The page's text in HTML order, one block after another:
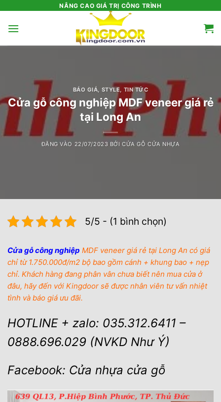
nội
NÂNG CAO GIÁ TRỊ CÔNG TRÌNH
BÁO GIÁ STYLE TIN TỨC
Cửa gỗ công nghiệp MDF veneer giá rẻ
tại Long An
ĐĂNG VÀO 22/07/2023 BỞICỬA GỖ CỬA NHỰA
5/5 - (1 bình chọn)
Cửa gỗ công nghiệp MDF veneer giá rẻ tại Long An có giá
chỉ từ 1.750.000đ/m2 bộ bao gồm cánh + khung bao + nẹp
chỉ. Khách hàng đang phân vân chưa biết nên mua cửa ở
đâu, hãy đến với Kingdoor sẽ được nhân viên tư vấn nhiệt
tình và báo giá ưu đãi.
HOTLINE + zalo: 035.312.6411 –
0888.696.029 (NVKD Như Ý)
Facebook: Cửa nhựa cửa gỗ